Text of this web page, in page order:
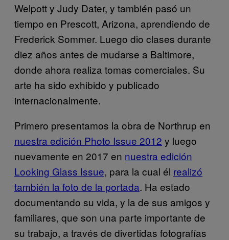
Welpott y Judy Dater, y también pasó un
tiempo en Prescott, Arizona, aprendiendo de
Frederick Sommer. Luego dio clases durante
diez años antes de mudarse a Baltimore,
donde ahora realiza tomas comerciales. Su
arte ha sido exhibido y publicado
internacionalmente.
Primero presentamos la obra de Northrup en
nuestra edición Photo Issue 2012 y luego
nuevamente en 2017 en nuestra edición
Looking Glass Issue, para la cual él realizó
también la foto de la portada. Ha estado
documentando su vida, y la de sus amigos y
familiares, que son una parte importante de
su trabajo, a través de divertidas fotografías